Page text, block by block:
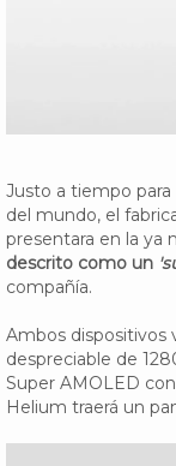
Justo a tiempo
del mundo, el
presentara en la ya
descrito como un
compañía.
Ambos dispositivos
despreciable de
Super AMOLED
Helium traerá un